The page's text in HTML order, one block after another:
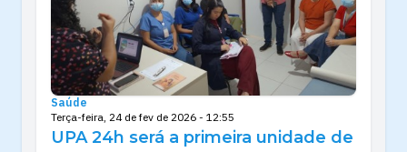
Saúde
Terça-feira, 24 de fev de 2026 - 12:55
UPA 24h será a primeira unidade de